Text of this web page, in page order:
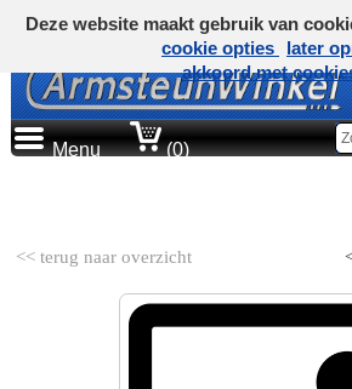
Menu (0)
<< terug naar overzicht
Deze website maakt gebruik van
cookie opties
later
akkoord met